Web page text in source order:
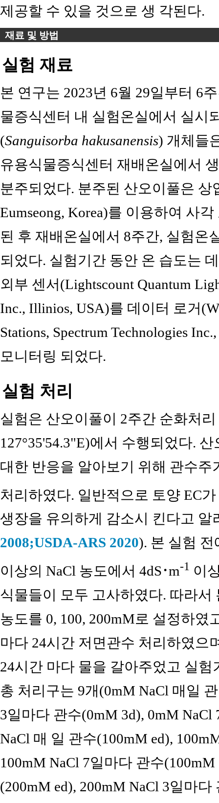
제공할 수 있을 것으로 생 각된다.
재료 및 방법
실험 재료
본 연구는 2023년 6월 29일부터 6
물증식센터 내 실험온실에서 실시
(Sanguisorba hakusanensis) 개체들
유용식물증식센터 재배온실에서
분주되었다. 분주된 산오이풀은 상
Eumseong, Korea)를 이용하여 사
된 후 재배온실에서 8주간, 실험온
되었다. 실험기간 동안 온 습도는
외부 센서(Lightscount Quantum
Inc., Illinios, USA)를 데이터 로거
Stations, Spectrum Technologies
모니터링 되었다.
실험 처리
실험은 산오이풀이 2주간 순화처
127°35'54.3"E)에서 수행되었다.
대한 반응을 알아보기 위해 관수주
처리하였다. 일반적으로 토양 EC가
생장을 유의하게 감소시 킨다고 알
2008;USDA-ARS 2020). 본 실험
이상의 NaCl 농도에서 4dS･m-1 이
식물들이 모두 고사하였다. 따라서
농도를 0, 100, 200mM로 설정하였
마다 24시간 저면관수 처리하였으
24시간 마다 물을 갈아주었고 실
총 처리구는 9개(0mM NaCl 매일
3일마다 관수(0mM 3d), 0mM
NaCl 매 일 관수(100mM ed),
100mM NaCl 7일마다 관수
(200mM ed), 200mM NaCl 3일마